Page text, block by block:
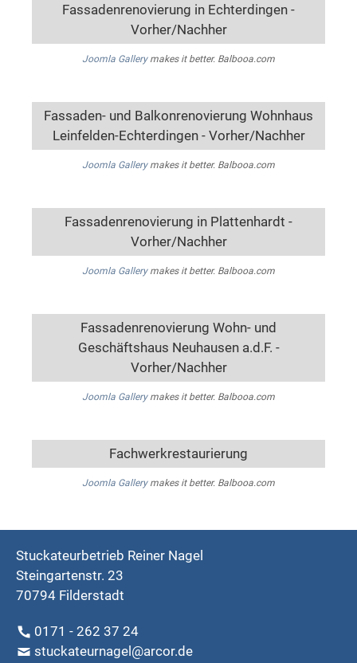
Fassadenrenovierung in Echterdingen -
Vorher/Nachher
Joomla Gallerymakes it better. Balbooa.com
Fassaden- und Balkonrenovierung Wohnhaus
Leinfelden-Echterdingen - Vorher/Nachher
Joomla Gallerymakes it better. Balbooa.com
Fassadenrenovierung in Plattenhardt -
Vorher/Nachher
Joomla Gallerymakes it better. Balbooa.com
Fassadenrenovierung Wohn- und
Geschäftshaus Neuhausen a.d.F. -
Vorher/Nachher
Joomla Gallerymakes it better. Balbooa.com
Fachwerkrestaurierung
Joomla Gallerymakes it better. Balbooa.com
Stuckateurbetrieb Reiner Nagel
Steingartenstr. 23
70794 Filderstadt
0171 - 262 37 24
stuckateurnagel@arcor.de